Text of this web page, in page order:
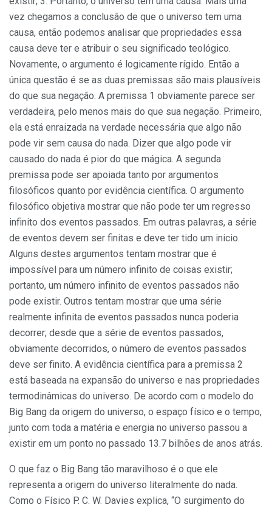
vez chegamos a conclusão de que o universo tem uma
causa, então podemos analisar que propriedades essa
causa deve ter e atribuir o seu significado teológico.
Novamente, o argumento é logicamente rígido. Então a
única questão é se as duas premissas são mais plausíveis
do que sua negação. A premissa 1 obviamente parece ser
verdadeira, pelo menos mais do que sua negação. Primeiro,
ela está enraizada na verdade necessária que algo não
pode vir sem causa do nada. Dizer que algo pode vir
causado do nada é pior do que mágica. A segunda
premissa pode ser apoiada tanto por argumentos
filosóficos quanto por evidência científica. O argumento
filosófico objetiva mostrar que não pode ter um regresso
infinito dos eventos passados. Em outras palavras, a série
de eventos devem ser finitas e deve ter tido um inicio.
Alguns destes argumentos tentam mostrar que é
impossível para um número infinito de coisas existir;
portanto, um número infinito de eventos passados não
pode existir. Outros tentam mostrar que uma série
realmente infinita de eventos passados nunca poderia
decorrer; desde que a série de eventos passados,
obviamente decorridos, o número de eventos passados
deve ser finito. A evidência científica para a premissa 2
está baseada na expansão do universo e nas propriedades
termodinâmicas do universo. De acordo com o modelo do
Big Bang da origem do universo, o espaço físico e o tempo,
junto com toda a matéria e energia no universo passou a
existir em um ponto no passado 13.7 bilhões de anos atrás.
O que faz o Big Bang tão maravilhoso é o que ele
representa a origem do universo literalmente do nada.
Como o Físico P. C. W. Davies explica, “O surgimento do